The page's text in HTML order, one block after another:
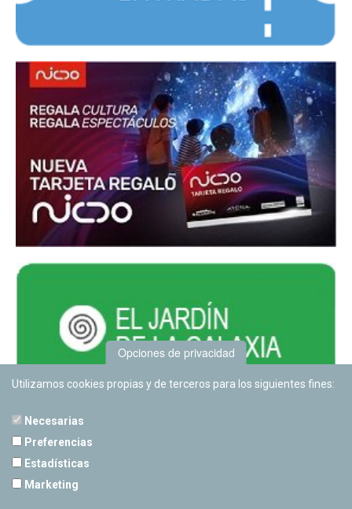
Opciones de privacidad
Utilizamos cookies propias y de terceros para los siguientes fines:
Necesarias
Preferencias
Estadísticas
Marketing